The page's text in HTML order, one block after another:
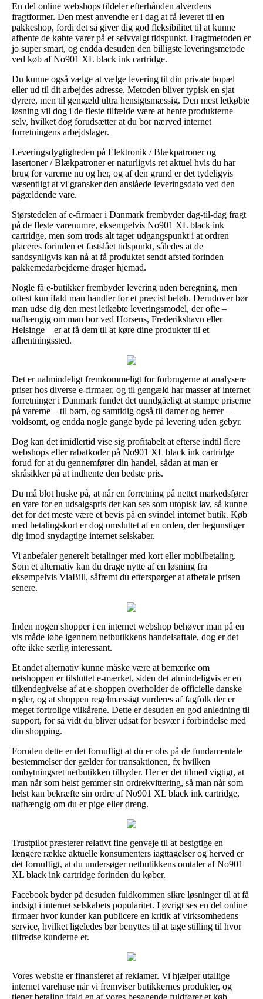
En del online webshops tildeler efterhånden alverdens
fragtformer. Den mest anvendte er i dag at få leveret til en
pakkeshop, fordi det så giver dig god fleksibilitet til at kunne
afhente de købte varer på et selvvalgt tidspunkt. Fragtmetoden er
jo super smart, og endda desuden den billigste leveringsmetode
ved køb af No901 XL black ink cartridge.
Du kunne også vælge at vælge levering til din private bopæl
eller ud til dit arbejdes adresse. Metoden bliver typisk en sjat
dyrere, men til gengæld ultra hensigtsmæssig. Den mest letkøbte
løsning vil dog i de fleste tilfælde være at hente produkterne
selv, hvilket dog forudsætter at du bor nærved internet
forretningens arbejdslager.
Leveringsdygtigheden på Elektronik / Blækpatroner og
lasertoner / Blækpatroner er naturligvis ret aktuel hvis du har
brug for varerne nu og her, og af den grund er det tydeligvis
væsentligt at vi gransker den anslåede leveringsdato ved den
pågældende vare.
Størstedelen af e-firmaer i Danmark frembyder dag-til-dag fragt
på de fleste varenumre, eksempelvis No901 XL black ink
cartridge, men som trods alt tager udgangspunkt i at ordren
placeres forinden et fastslået tidspunkt, således at de
sandsynligvis kan nå at få produktet sendt afsted forinden
pakkemedarbejderne drager hjemad.
Nogle få e-butikker frembyder levering uden beregning, men
oftest kun ifald man handler for et præcist beløb. Derudover bør
man udse dig den mest letkøbte leveringsmodel, der ofte –
uafhængig om man bor ved Horsens, Frederikshavn eller
Helsinge – er at få dem til at køre dine produkter til et
afhentningssted.
Det er ualmindeligt fremkommeligt for forbrugerne at analysere
priser hos diverse e-firmaer, og til gengæld har masser af internet
forretninger i Danmark fundet det uundgåeligt at stampe priserne
på varerne – til børn, og samtidig også til damer og herrer –
voldsomt, og endda nogle gange byde på levering uden gebyr.
Dog kan det imidlertid vise sig profitabelt at efterse indtil flere
webshops efter rabatkoder på No901 XL black ink cartridge
forud for at du gennemfører din handel, sådan at man er
skråsikker på at indhente den bedste pris.
Du må blot huske på, at når en forretning på nettet markedsfører
en vare for en udsalgspris der kan ses som utopisk lav, så kunne
det for det meste være et bevis på en svindel internet butik. Køb
med betalingskort er dog omsluttet af en orden, der begunstiger
dig imod snydagtige internet selskaber.
Vi anbefaler generelt betalinger med kort eller mobilbetaling.
Som et alternativ kan du drage nytte af en løsning fra
eksempelvis ViaBill, såfremt du efterspørger at afbetale prisen
senere.
Inden nogen shopper i en internet webshop behøver man på en
vis måde løbe igennem netbutikkens handelsaftale, dog er det
ofte ikke særlig interessant.
Et andet alternativ kunne måske være at bemærke om
netshoppen er tilsluttet e-mærket, siden det almindeligvis er en
tilkendegivelse af at e-shoppen overholder de officielle danske
regler, og at shoppen regelmæssigt vurderes af fagfolk der er
meget fortrolige vilkårene. Dette er desuden en god anledning til
support, for så vidt du bliver udsat for besvær i forbindelse med
din shopping.
Foruden dette er det fornuftigt at du er obs på de fundamentale
bestemmelser der gælder for transaktionen, fx hvilken
ombytningsret netbutikken tilbyder. Her er det tilmed vigtigt, at
man når som helst gemmer sin ordrekvittering, så man når som
helst kan bekræfte sin ordre af No901 XL black ink cartridge,
uafhængig om du er pige eller dreng.
Trustpilot præsterer relativt fine genveje til at besigtige en
længere række aktuelle konsumenters iagttagelser og herved er
det fornuftigt, at du undersøger netbutikkens omtaler af No901
XL black ink cartridge forinden du køber.
Facebook byder på desuden fuldkommen sikre løsninger til at få
indsigt i internet selskabets popularitet. I øvrigt ses en del online
firmaer hvor kunder kan publicere en kritik af virksomhedens
service, hvilket ligeledes bør benyttes til at tage stilling til hvor
tilfredse kunderne er.
Vores website er finansieret af reklamer. Vi hjælper utallige
internet varehuse når vi fremviser butikkernes produkter, og
tjener betaling ifald en af vores besøgende fuldfører et køb.